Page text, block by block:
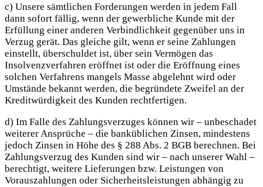
c) Unsere sämtlichen Forderungen werden in jedem Fall
dann sofort fällig, wenn der gewerbliche Kunde mit der
Erfüllung einer anderen Verbindlichkeit gegenüber uns in
Verzug gerät. Das gleiche gilt, wenn er seine Zahlungen
einstellt, überschuldet ist, über sein Vermögen das
Insolvenzverfahren eröffnet ist oder die Eröffnung eines
solchen Verfahrens mangels Masse abgelehnt wird oder
Umstände bekannt werden, die begründete Zweifel an der
Kreditwürdigkeit des Kunden rechtfertigen.
d) Im Falle des Zahlungsverzuges können wir – unbeschadet
weiterer Ansprüche – die banküblichen Zinsen, mindestens
jedoch Zinsen in Höhe des § 288 Abs. 2 BGB berechnen. Bei
Zahlungsverzug des Kunden sind wir – nach unserer Wahl –
berechtigt, weitere Lieferungen bzw. Leistungen von
Vorauszahlungen oder Sicherheitsleistungen abhängig zu